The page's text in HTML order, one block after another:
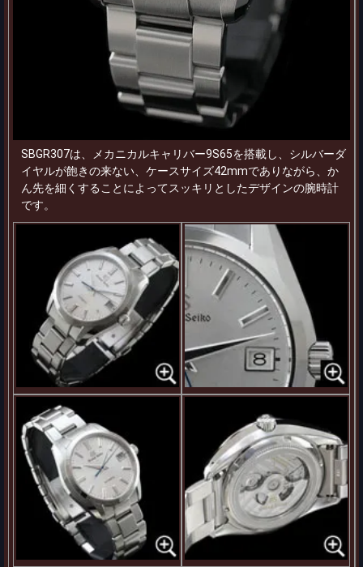
SBGR307は、メカニカルキャリバー9S65を搭載し、シルバーダ
イヤルが飽きの来ない、ケースサイズ42mmでありながら、か
ん先を細くすることによってスッキリとしたデザインの腕時計
です。